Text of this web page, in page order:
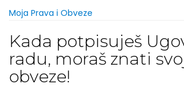
Moja Prava i Obveze
Kada potpisuješ
radu, moraš znati
obveze!